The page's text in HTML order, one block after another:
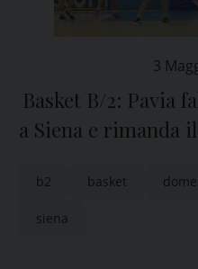
3
Basket B/2: Pavia
a Siena e rimanda
b2 basket
siena